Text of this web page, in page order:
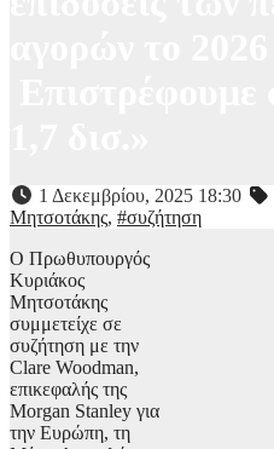
1 Δεκεμβρίου, 2025 18:30
Μητσοτάκης, #συζήτηση
Ο Πρωθυπουργός
Κυριάκος
Μητσοτάκης
συμμετείχε σε
συζήτηση με την
Clare Woodman,
επικεφαλής της
Morgan Stanley για
την Ευρώπη, τη